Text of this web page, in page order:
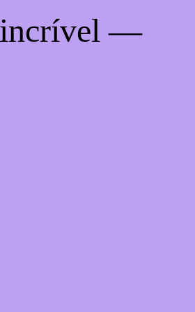
incrível —